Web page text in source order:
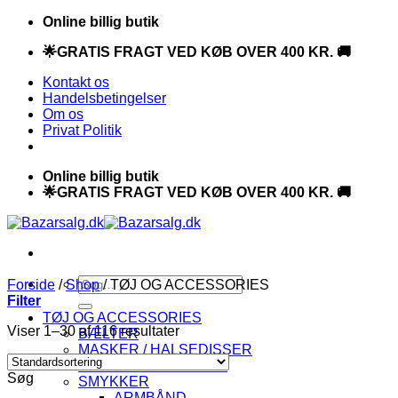
Fortsæt
indhold
Online billig butik
🌟GRATIS FRAGT VED KØB OVER 400 KR. 🚚
Kontakt os
Handelsbetingelser
Om os
Privat Politik
Online billig butik
🌟GRATIS FRAGT VED KØB OVER 400 KR. 🚚
Søg
efter:
TØJ OG ACCESSORIES
BÆLTER
MASKER / HALSEDISSER
SKOVMANDSJAKKER
SMYKKER
Forside / Shop /TØJ OG ACCESSORIES
Filter
Viser 1–30 af 116 resultater
Søg